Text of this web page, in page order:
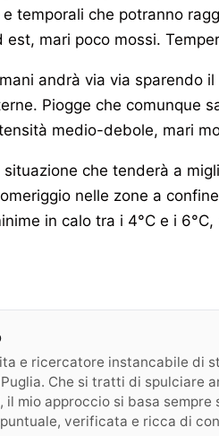
temporali che potranno
mari poco mossi.
andrà via via sparendo
Piogge che comunque
medio-debole, mari
situazione che tenderà a
nelle zone a
in calo tra i 4°C e i 6°C,
e ricercatore instancabile di
Che si tratti di spulciare
il mio approccio si basa
verificata e ricca di